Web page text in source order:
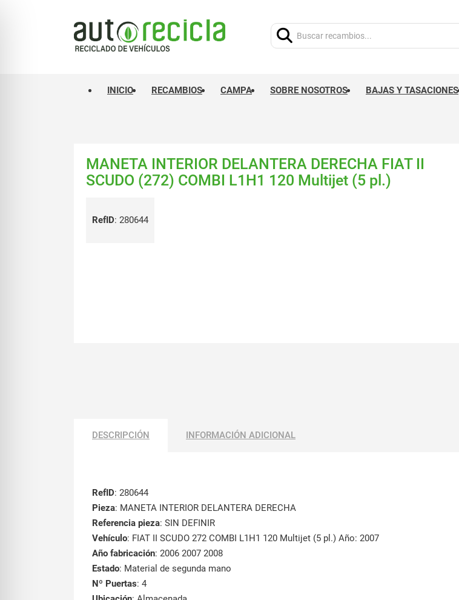
INICIO RECAMBIOS CAMPA SOBRE NOSOTROS BAJAS Y TASACIONES
MANETA INTERIOR DELANTERA DERECHA FIAT II
SCUDO (272) COMBI L1H1 120 Multijet (5 pl.)
RefID: 280644
DESCRIPCIÓN INFORMACIÓN ADICIONAL
RefID: 280644
Pieza: MANETA INTERIOR DELANTERA DERECHA
Referencia pieza: SIN DEFINIR
Vehículo: FIAT II SCUDO 272 COMBI L1H1 120 Multijet (5 pl.) Año: 2007
Año fabricación: 2006 2007 2008
Estado: Material de segunda mano
Nº Puertas: 4